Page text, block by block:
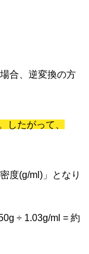
合、逆変換の方
したがって、
度(g/ml)」となり
÷ 1.03g/ml = 約